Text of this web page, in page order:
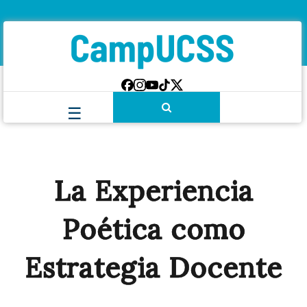
La Experiencia
Poética como
Estrategia Docente